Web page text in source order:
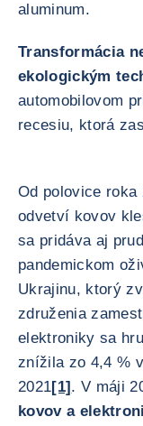
aluminum.
Transformácia
ekologickým
automobilovom
recesiu, ktorá
Od polovice roka
odvetví kovov
sa pridáva aj
pandemickom
Ukrajinu, ktorý
združenia
elektroniky sa
znížila zo 4,4 %
2021[1]. V máji
kovov a